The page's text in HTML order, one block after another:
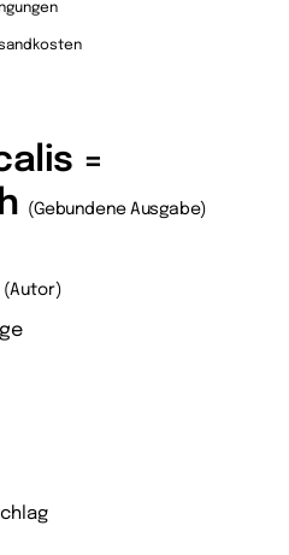
=
(Gebundene Ausgabe)
(Autor)